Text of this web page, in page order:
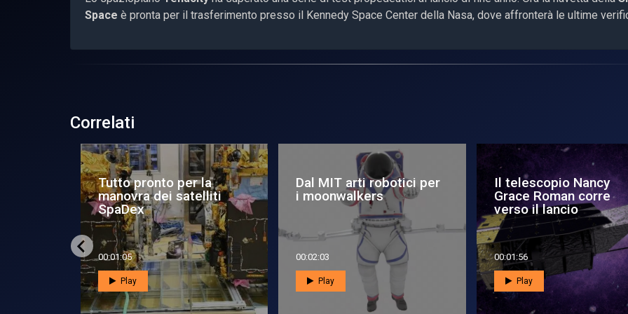
Space è pronta per il trasferimento presso il Kennedy Space Center della Nasa, dove affronterà le ultime
Correlati
Tutto pronto per la
manovra dei satelliti
SpaDex
00:01:05
Play
Dal MIT arti robotici per
i moonwalkers
00:02:03
Play
Il telescopio Nancy
Grace Roman corre
verso il lancio
00:01:56
Play